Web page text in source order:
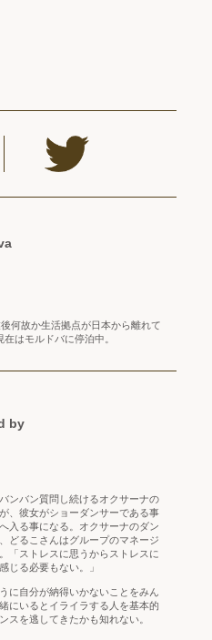
何故か生活拠点が日本から離れて
はモルドバに停泊中。
by
ンバン質問し続けるオクサーナの
、彼女がショーダンサーである事
入る事になる。オクサーナのダン
どるこさんはグループのマネージ
「ストレスに思うからストレスに
じる必要もない。」
に自分が納得いかないことをみん
にいるとイライラする人を基本的
スを逃してきたかも知れない。